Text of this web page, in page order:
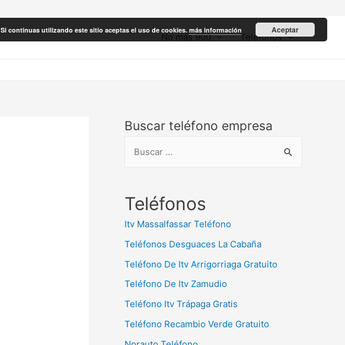
No más 900 Teléfonos
Buscar teléfono empresa
c
Teléfonos
Itv Massalfassar Teléfono
Teléfonos Desguaces La Cabaña
Teléfono De Itv Arrigorriaga Gratuito
Teléfono De Itv Zamudio
Teléfono Itv Trápaga Gratis
Teléfono Recambio Verde Gratuito
Si continuas utilizando este sitio aceptas el uso de cookies. más información Aceptar